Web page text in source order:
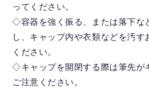
ってください。
◇容器を強く振る、または落下な
し、キャップ内や衣類などを汚
ください。
◇キャップを開閉する際は筆先が
ご注意ください。